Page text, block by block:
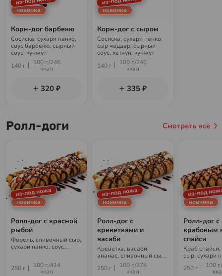
новинка
Корн-дог барбекю
Сосиска, сухари панко,
соус барбекю, сырный
соус, кунжут
140 г
100 г./246
ккал
320 ₽
новинка
Корн-дог с сыром
Сосиска, сухари панко,
сыр чеддар, сырный
соус, кетчуп, кунжут
140 г
100 г./246
ккал
335 ₽
Ролл-доги Смотреть все
из-под ножа
новинка
Ролл-дог с красной
рыбой
Форель, сливочный сыр,
сухари панко, соус
250 г
100 г./414
ккал
из-под ножа
новинка
Ролл-дог с
креветками и
васаби
Креветка, васаби,
ананас, сливочный сыр,
сухари панко, соус
унаги, кунжут, рис, нори
250 г
100 г./378
ккал
из-под
новинка
Ролл-дог с
крабовым
спайси
Краб
сыр, сухари
унаги,
250 г
100